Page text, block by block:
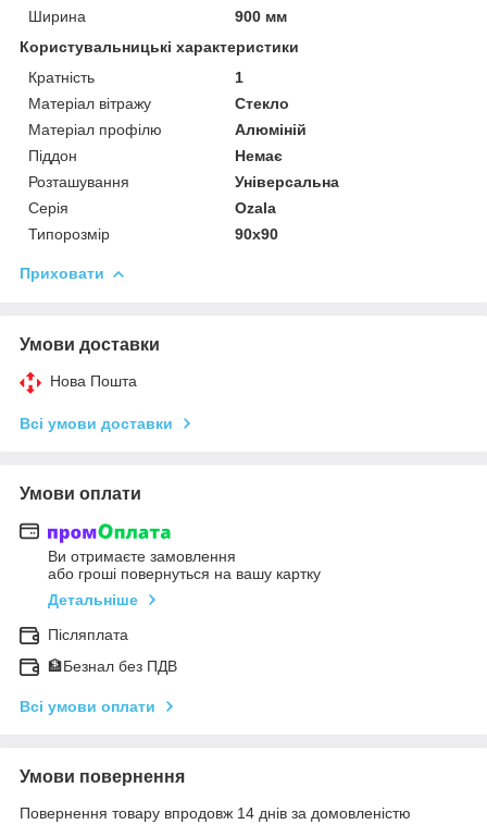
Ширина
900 мм
Користувальницькі характеристики
Кратність
1
Матеріал вітражу
Стекло
Матеріал профілю
Алюміній
Піддон
Немає
Розташування
Універсальна
Серія
Ozala
Типорозмір
90x90
Приховати
Умови доставки
Нова Пошта
Всі умови доставки
Умови оплати
Ви отримаєте замовлення
або гроші повернуться на вашу картку
Детальніше
Післяплата
🏦Безнал без ПДВ
Всі умови оплати
Умови повернення
Повернення товару впродовж 14 днів за домовленістю